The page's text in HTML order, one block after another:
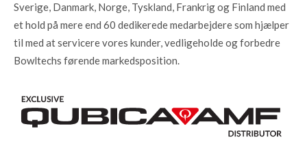
Sverige, Danmark, Norge, Tyskland, Frankrig og Finland med
et hold på mere end 60 dedikerede medarbejdere som hjælper
til med at servicere vores kunder, vedligeholde og forbedre
Bowltechs førende markedsposition.